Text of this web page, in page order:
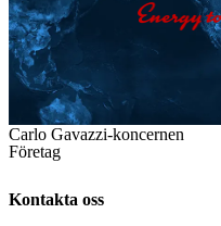
Carlo Gavazzi-koncernen
Företag
Kontakta oss